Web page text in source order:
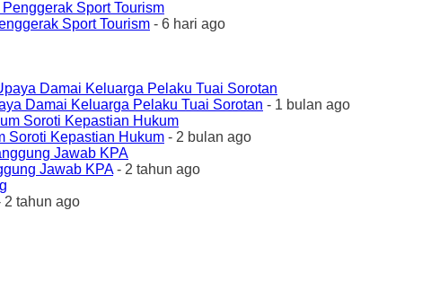
Sport Tourism - 6 hari ago
Damai Keluarga Pelaku Tuai Sorotan - 1 bulan ago
Soroti Kepastian Hukum - 2 bulan ago
Jawab KPA- 2 tahun ago
2 tahun ago